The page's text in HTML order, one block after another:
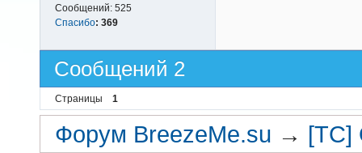
Сообщений: 525
Спасибо: 369
Сообщений 2
Страницы 1
Форум BreezeMe.su → [TC]